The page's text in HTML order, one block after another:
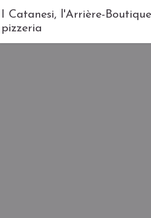
I Catanesi, l'Arrière-
pizzeria